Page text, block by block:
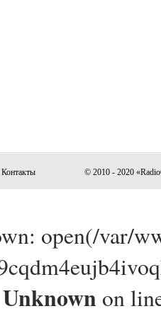
Контакты © 2010 - 2020
open(/var/
Unknown on